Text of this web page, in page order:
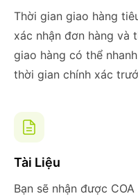
Thời gian giao hàng
xác nhận đơn hàng và
giao hàng có thể
thời gian chính xác
Tài Liệu
Bạn sẽ nhận được